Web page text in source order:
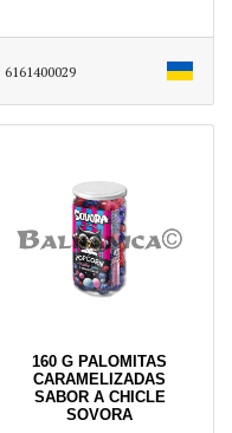
6161400029
160 G PALOMITAS
CARAMELIZADAS
SABOR A CHICLE
SOVORA